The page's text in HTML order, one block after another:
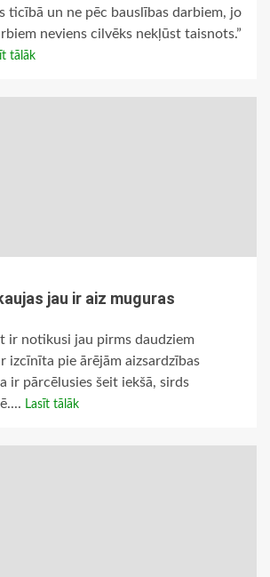
ticībā un ne pēc bauslības darbiem, jo
neviens cilvēks nekļūst taisnots.”
tālāk
jau ir aiz muguras
ir notikusi jau pirms daudziem
izcīnīta pie ārējām aizsardzības
ir pārcēlusies šeit iekšā, sirds
Lasīt tālāk